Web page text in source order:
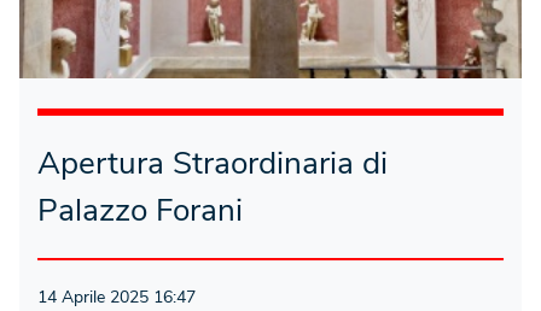
Apertura Straordinaria di
Palazzo Forani
14 Aprile 2025 16:47